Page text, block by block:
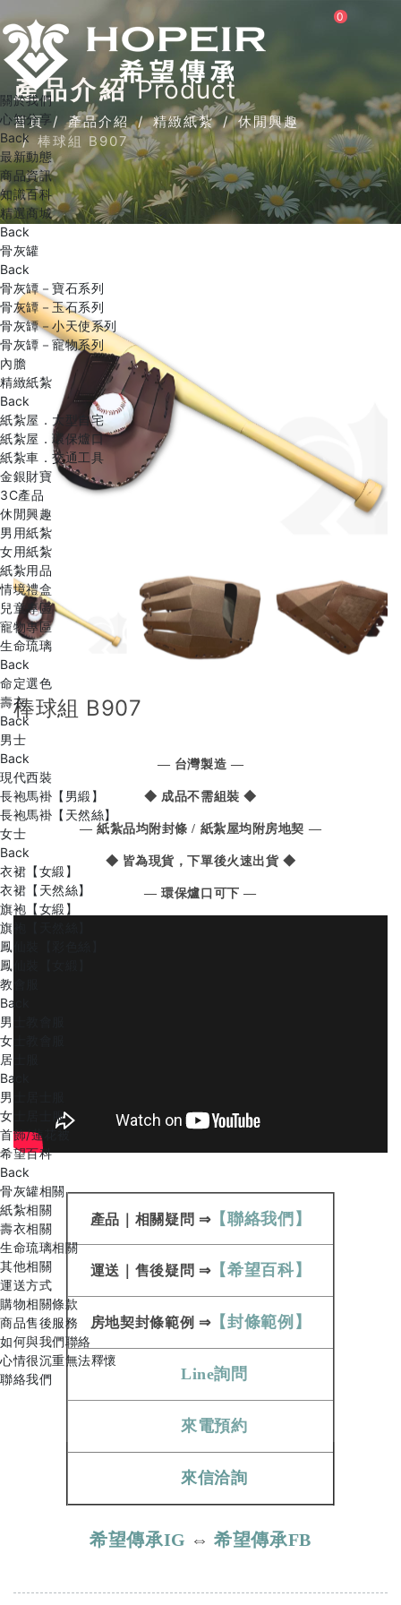
0
關於我們
心知分享
Back
最新動態
商品資訊
知識百科
精選商城
Back
骨灰罐
Back
骨灰罈－寶石系列
骨灰罈－玉石系列
骨灰罈－小天使系列
骨灰罈－寵物系列
內膽
精緻紙紮
Back
紙紮屋．大型自宅
紙紮屋．環保爐口
紙紮車．交通工具
金銀財寶
3C產品
休閒興趣
男用紙紮
女用紙紮
紙紮用品
情境禮盒
兒童專區
寵物專區
生命琉璃
Back
命定選色
壽衣
Back
男士
Back
現代西裝
長袍馬褂【男緞】
長袍馬褂【天然絲】
女士
Back
衣裙【女緞】
衣裙【天然絲】
旗袍【女緞】
旗袍【天然絲】
鳳仙裝【彩色絲】
鳳仙裝【女緞】
教會服
Back
男士教會服
女士教會服
居士服
Back
男士居士服
女士居士服
首飾/蓮花被
希望百科
Back
骨灰罐相關
紙紮相關
壽衣相關
生命琉璃相關
其他相關
運送方式
購物相關條款
商品售後服務
如何與我們聯絡
心情很沉重無法釋懷
聯絡我們
產品介紹 Product
首頁 產品介紹 精緻紙紮
休閒興趣
棒球組 B907
棒球組 B907
— 台灣製造 —
◆ 成品不需組裝 ◆
— 紙紮品均附封條 / 紙紮屋均附房地契 —
◆ 皆為現貨，下單後火速出貨 ◆
— 環保爐口可下 —
產品 相關疑問 ⇒【聯絡我們】
運送 售後疑問 ⇒【希望百科】
房地契封條範例​​​​​ ⇒【封條範例】
Line詢問
來電預約
來信洽詢
希望傳承IG ⇔希望傳承FB